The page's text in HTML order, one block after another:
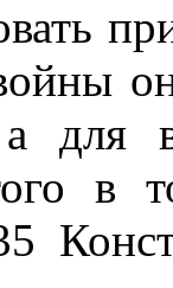
для
в